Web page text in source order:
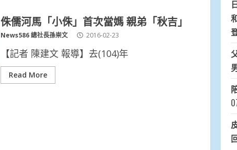
侏儒河馬「小侏」首次當媽 親弟「秋吉」
News586 總社長孫崇文 2016-02-23
【記者 陳建文 報導】去(104)年
Read More